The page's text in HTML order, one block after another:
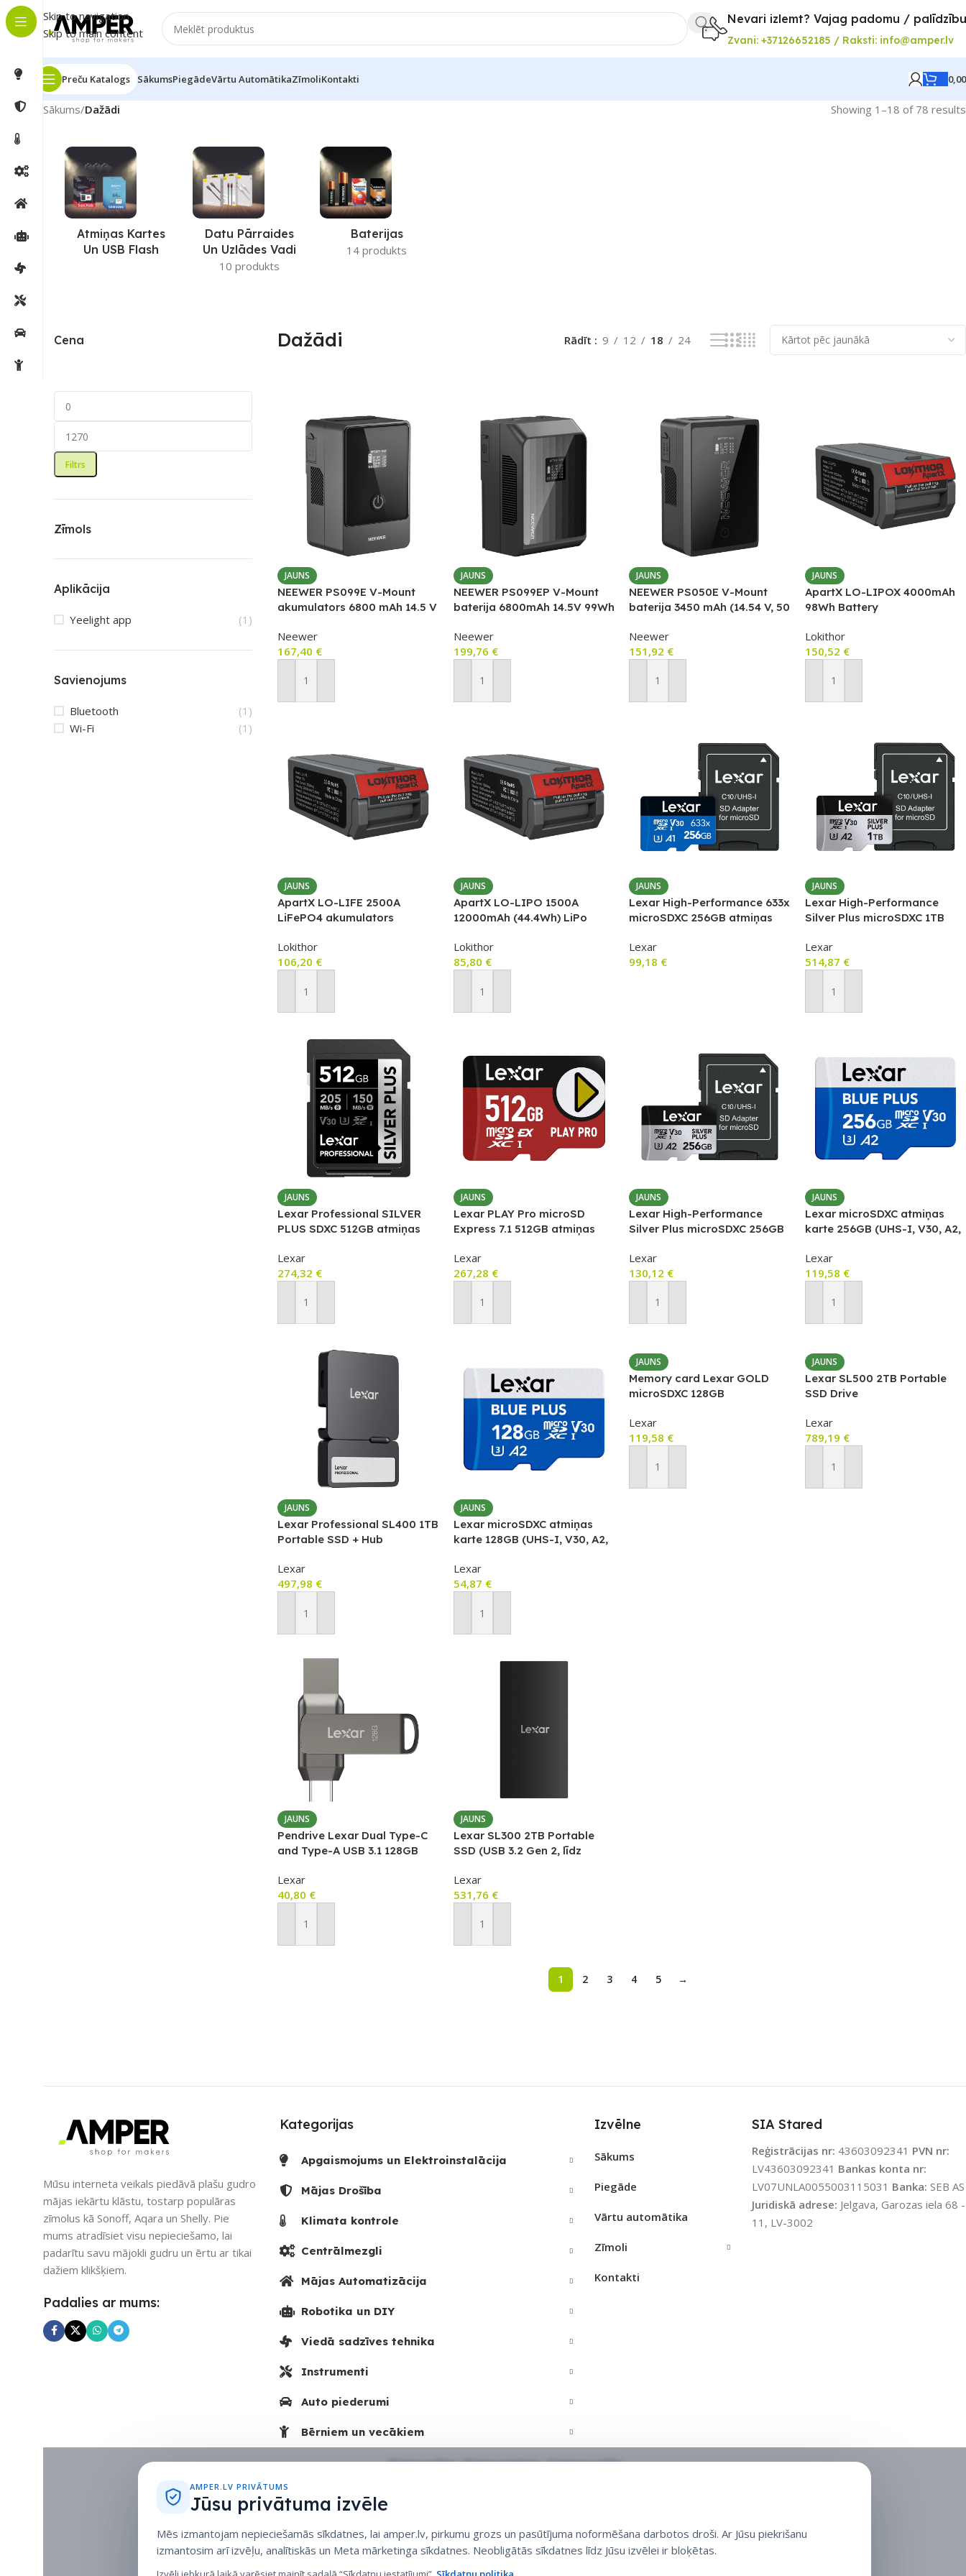
Skip to navigation
Skip to main content
Nevari izlemt? Vajag padomu /
Zvani: +37126652185 / Raksti: info@amper.lv
Preču Katalogs SākumsPiegādeVārtu AutomātikaZīmoliKontakti
Sākums/Dažādi Showing 1–18 of 78 results
Atmiņas Kartes
Un USB Flash
Datu Pārraides
Un Uzlādes Vadi
10 produkts
Baterijas
14 produkts
Cena
Filtrs
Zīmols
Aplikācija
Yeelight app (1)
Savienojums
Bluetooth
(1)
Wi-Fi
(1)
Dažādi Rādīt 9 12 18 24
JAUNS
NEEWER PS099E V-Mount
akumulators 6800 mAh 14.5 V
Neewer
167,40 €
Pievienot Grozam
JAUNS
NEEWER PS099EP V-Mount
baterija 6800mAh 14.5V 99Wh
Neewer
199,76 €
Pievienot Grozam
JAUNS
NEEWER PS050E V-Mount
baterija 3450 mAh (14.54 V, 50
Neewer
151,92 €
Pievienot Grozam
JAUNS
ApartX LO-LIPOX 4000mAh
98Wh Battery
Lokithor
150,52 €
Pievienot Grozam
JAUNS
ApartX LO-LIFE 2500A
LiFePO4 akumulators
Lokithor
106,20 €
Pievienot Grozam
JAUNS
ApartX LO-LIPO 1500A
12000mAh (44.4Wh) LiPo
Lokithor
85,80 €
Pievienot Grozam
JAUNS
Lexar High-Performance 633x
microSDXC 256GB atmiņas
Lexar
99,18 €
JAUNS
Lexar High-Performance
Silver Plus microSDXC 1TB
Lexar
514,87 €
Pievienot Grozam
JAUNS
Lexar Professional SILVER
PLUS SDXC 512GB atmiņas
Lexar
274,32 €
Pievienot Grozam
JAUNS
Lexar PLAY Pro microSD
Express 7.1 512GB atmiņas
Lexar
267,28 €
Pievienot Grozam
JAUNS
Lexar High-Performance
Silver Plus microSDXC 256GB
Lexar
130,12 €
Pievienot Grozam
JAUNS
Lexar microSDXC atmiņas
karte 256GB (UHS-I, V30, A2,
Lexar
119,58 €
Pievienot Grozam
JAUNS
Lexar Professional SL400 1TB
Portable SSD + Hub
Lexar
497,98 €
Pievienot Grozam
JAUNS
Lexar microSDXC atmiņas
karte 128GB (UHS-I, V30, A2,
Lexar
54,87 €
Pievienot Grozam
JAUNS
Memory card Lexar GOLD
microSDXC 128GB
Lexar
119,58 €
Pievienot Grozam
JAUNS
Lexar SL500 2TB Portable
SSD Drive
Lexar
789,19 €
Pievienot Grozam
JAUNS
Pendrive Lexar Dual Type-C
and Type-A USB 3.1 128GB
Lexar
40,80 €
Pievienot Grozam
JAUNS
Lexar SL300 2TB Portable
SSD (USB 3.2 Gen 2, līdz
Lexar
531,76 €
Pievienot Grozam
1 2 3 4 5 →
Mūsu interneta veikals piedāvā plašu gudro
mājas iekārtu klāstu, tostarp populāras
zīmolus kā Sonoff, Aqara un Shelly. Pie
mums atradīsiet visu nepieciešamo, lai
padarītu savu mājokli gudru un ērtu ar tikai
dažiem klikšķiem.
Padalies ar mums:
Kategorijas
Apgaismojums un Elektroinstalācija
Mājas Drošība
Klimata kontrole
Centrālmezgli
Mājas Automatizācija
Robotika un DIY
Viedā sadzīves tehnika
Instrumenti
Auto piederumi
Bērniem un vecākiem
Izvēlne
Sākums
Piegāde
Vārtu automātika
Zīmoli
Kontakti
SIA Stared
Reģistrācijas nr: 43603092341 PVN nr:
LV43603092341 Bankas konta nr:
LV07UNLA0055003115031 Banka: SEB AS
Juridiskā adrese: Jelgava, Garozas iela 68 -
11, LV-3002
AMPER.LV PRIVĀTUMS
Jūsu privātuma izvēle
Mēs izmantojam nepieciešamās sīkdatnes, lai amper.lv, pirkumu grozs un pasūtījuma noformēšana darbotos droši. Ar Jūsu piekrišanu
izmantosim arī izvēļu, analītiskās un Meta mārketinga sīkdatnes. Neobligātās sīkdatnes līdz Jūsu izvēlei ir bloķētas.
Sīkdatņu politika• Sīkdatņu iestatījumi •Privātuma politika